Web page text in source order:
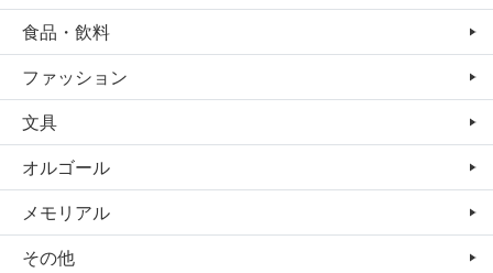
食品・飲料
ファッション
文具
オルゴール
メモリアル
その他